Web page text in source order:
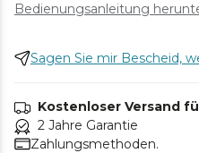
Bedienungsanleitung
Sagen Sie mir Bescheid,
Kostenloser Versand
2 Jahre Garantie
Zahlungsmethoden.